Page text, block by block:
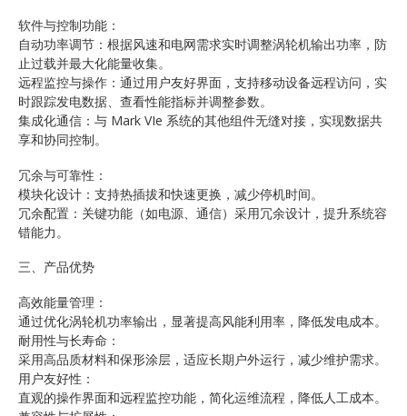
软件与控制功能：
自动功率调节：根据风速和电网需求实时调整涡轮机输出功率，防
止过载并最大化能量收集。
远程监控与操作：通过用户友好界面，支持移动设备远程访问，实
时跟踪发电数据、查看性能指标并调整参数。
集成化通信：与 Mark VIe 系统的其他组件无缝对接，实现数据共
享和协同控制。
冗余与可靠性：
模块化设计：支持热插拔和快速更换，减少停机时间。
冗余配置：关键功能（如电源、通信）采用冗余设计，提升系统容
错能力。
三、产品优势
高效能量管理：
通过优化涡轮机功率输出，显著提高风能利用率，降低发电成本。
耐用性与长寿命：
采用高品质材料和保形涂层，适应长期户外运行，减少维护需求。
用户友好性：
直观的操作界面和远程监控功能，简化运维流程，降低人工成本。